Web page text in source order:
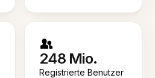
248 Mio.
Registrierte Benutzer